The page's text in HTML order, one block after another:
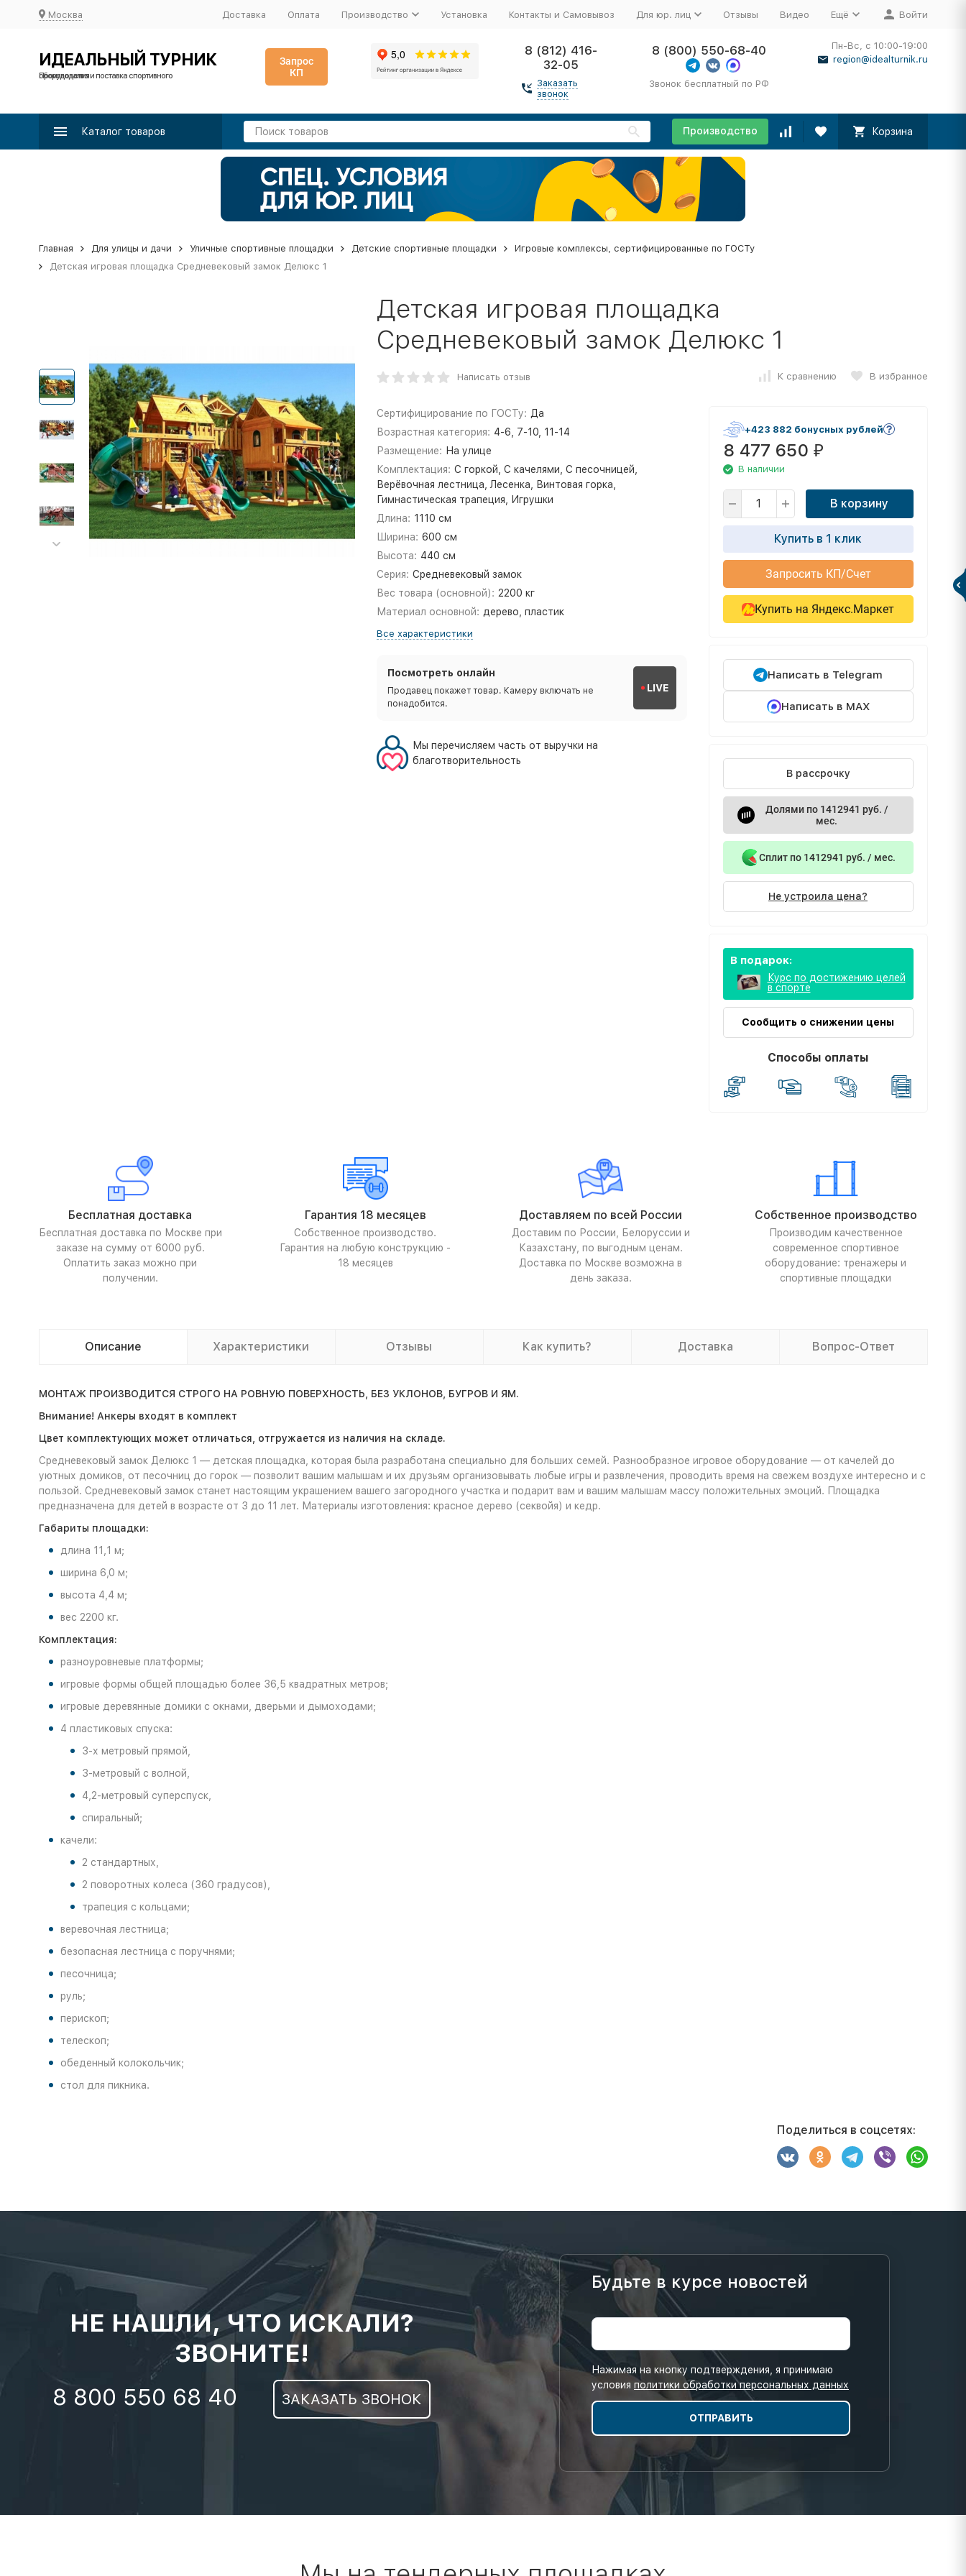
Москва Доставка Оплата Производство Установка Контакты и Самовывоз Для юр. лиц Отзывы Видео Ещё Войти
ИДЕАЛЬНЫЙ ТУРНИК
Производство и поставка спортивного оборудования
Запрос
КП
8 (812) 416-
32-05
Заказать
звонок
8 (800) 550-68-40
Звонок бесплатный по РФ
Пн-Вс, с 10:00-19:00
region@idealturnik.ru
Каталог товаров Производство Корзина
Главная Для улицы и дачи Уличные спортивные площадки Детские спортивные площадки
Игровые комплексы, сертифицированные по ГОСТу
Детская игровая площадка Средневековый замок Делюкс 1
Детская игровая площадка
Средневековый замок Делюкс 1
Написать отзыв К сравнению В избранное
Сертифицирование по ГОСТу: Да
Возрастная категория: 4-6, 7-10, 11-14
Размещение: На улице
Комплектация: С горкой, С качелями, С песочницей,
Верёвочная лестница, Лесенка, Винтовая горка,
Гимнастическая трапеция, Игрушки
Длина: 1110 см
Ширина: 600 см
Высота: 440 см
Серия: Средневековый замок
Вес товара (основной): 2200 кг
Материал основной: дерево, пластик
Все характеристики
Посмотреть онлайн
Продавец покажет товар. Камеру включать не
понадобится.
LIVE
Мы перечисляем часть от выручки на
благотворительность
+423 882 бонусных рублей
8 477 650 ₽
В наличии
В корзину
Купить в 1 клик
Запросить КП/Счет
Купить на Яндекс.Маркет
Написать в Telegram
Написать в MAX
В рассрочку
Долями по 1412941 руб. /
мес.
Сплит по 1412941 руб. / мес.
Не устроила цена?
В подарок:
Курс по достижению целей
в спорте
Сообщить о снижении цены
Способы оплаты
Бесплатная доставка
Бесплатная доставка по Москве при
заказе на сумму от 6000 руб.
Оплатить заказ можно при
получении.
Гарантия 18 месяцев
Собственное производство.
Гарантия на любую конструкцию -
18 месяцев
Доставляем по всей России
Доставим по России, Белоруссии и
Казахстану, по выгодным ценам.
Доставка по Москве возможна в
день заказа.
Собственное производство
Производим качественное
современное спортивное
оборудование: тренажеры и
спортивные площадки
Описание Характеристики Отзывы Как купить? Доставка Вопрос-Ответ
МОНТАЖ ПРОИЗВОДИТСЯ СТРОГО НА РОВНУЮ ПОВЕРХНОСТЬ, БЕЗ УКЛОНОВ, БУГРОВ И ЯМ.
Внимание! Анкеры входят в комплект
Цвет комплектующих может отличаться, отгружается из наличия на складе.
Средневековый замок Делюкс 1 — детская площадка, которая была разработана специально для больших семей. Разнообразное игровое оборудование — от качелей до
уютных домиков, от песочниц до горок — позволит вашим малышам и их друзьям организовывать любые игры и развлечения, проводить время на свежем воздухе интересно и с
пользой. Средневековый замок станет настоящим украшением вашего загородного участка и подарит вам и вашим малышам массу положительных эмоций. Площадка
предназначена для детей в возрасте от 3 до 11 лет. Материалы изготовления: красное дерево (секвойя) и кедр.
Габариты площадки:
длина 11,1 м;
ширина 6,0 м;
высота 4,4 м;
вес 2200 кг.
Комплектация:
разноуровневые платформы;
игровые формы общей площадью более 36,5 квадратных метров;
игровые деревянные домики с окнами, дверьми и дымоходами;
4 пластиковых спуска:
3-х метровый прямой,
3-метровый с волной,
4,2-метровый суперспуск,
спиральный;
качели:
2 стандартных,
2 поворотных колеса (360 градусов),
трапеция с кольцами;
веревочная лестница;
безопасная лестница с поручнями;
песочница;
руль;
перископ;
телескоп;
обеденный колокольчик;
стол для пикника.
Поделиться в соцсетях:
НЕ НАШЛИ, ЧТО ИСКАЛИ?
ЗВОНИТЕ!
8 800 550 68 40 ЗАКАЗАТЬ ЗВОНОК
Будьте в курсе новостей
Нажимая на кнопку подтверждения, я принимаю
условия политики обработки персональных данных